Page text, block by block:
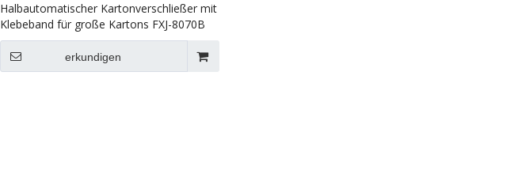
Halbautomatischer Kartonverschließer mit
Klebeband für große Kartons FXJ-8070B
erkundigen